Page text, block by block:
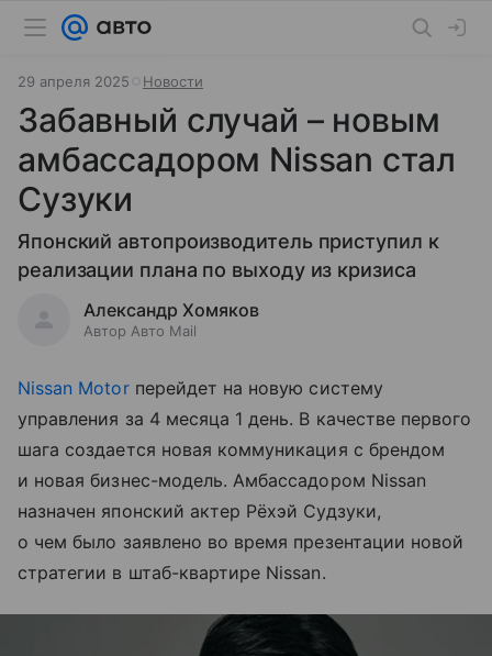
29 апреля 2025 Новости
Забавный случай – новым
амбассадором Nissan стал
Сузуки
Японский автопроизводитель приступил к
реализации плана по выходу из кризиса
Александр Хомяков
Автор Авто Mail
Nissan Motorперейдет на новую систему
управления за 4 месяца 1 день. В качестве первого
шага создается новая коммуникация с брендом
и новая бизнес-модель. Амбассадором Nissan
назначен японский актер Рёхэй Судзуки,
о чем было заявлено во время презентации новой
стратегии в штаб-квартире Nissan.